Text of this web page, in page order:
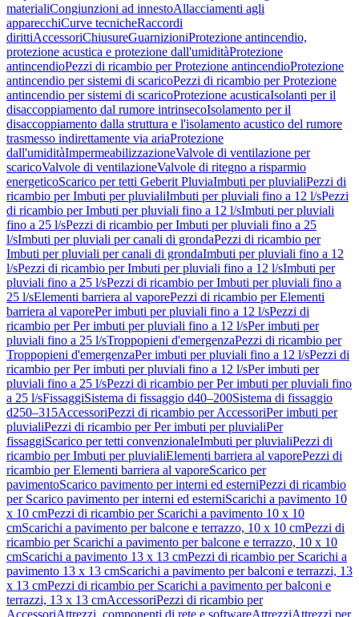
materialiCongiunzioni ad innestoAllacciamenti agli
apparecchiCurve tecnicheRaccordi
dirittiAccessoriChiusureGuarnizioniProtezione antincendio,
protezione acustica e protezione dall'umiditàProtezione
antincendioPezzi di ricambio per Protezione antincendioProtezione
antincendio per sistemi di scaricoPezzi di ricambio per Protezione
antincendio per sistemi di scaricoProtezione acusticaIsolanti per il
disaccoppiamento dal rumore intrinsecoIsolamento per il
disaccoppiamento dalla struttura e l'isolamento acustico del rumore
trasmesso indirettamente via ariaProtezione
dall'umiditàImpermeabilizzazioneValvole di ventilazione per
scaricoValvole di ventilazioneValvole di ritegno a risparmio
energeticoScarico per tetti Geberit PluviaImbuti per pluvialiPezzi di
ricambio per Imbuti per pluvialiImbuti per pluviali fino a 12 l/sPezzi
di ricambio per Imbuti per pluviali fino a 12 l/sImbuti per pluviali
fino a 25 l/sPezzi di ricambio per Imbuti per pluviali fino a 25
l/sImbuti per pluviali per canali di grondaPezzi di ricambio per
Imbuti per pluviali per canali di grondaImbuti per pluviali fino a 12
l/sPezzi di ricambio per Imbuti per pluviali fino a 12 l/sImbuti per
pluviali fino a 25 l/sPezzi di ricambio per Imbuti per pluviali fino a
25 l/sElementi barriera al vaporePezzi di ricambio per Elementi
barriera al vaporePer imbuti per pluviali fino a 12 l/sPezzi di
ricambio per Per imbuti per pluviali fino a 12 l/sPer imbuti per
pluviali fino a 25 l/sTroppopieni d'emergenzaPezzi di ricambio per
Troppopieni d'emergenzaPer imbuti per pluviali fino a 12 l/sPezzi di
ricambio per Per imbuti per pluviali fino a 12 l/sPer imbuti per
pluviali fino a 25 l/sPezzi di ricambio per Per imbuti per pluviali fino
a 25 l/sFissaggiSistema di fissaggio d40–200Sistema di fissaggio
d250–315AccessoriPezzi di ricambio per AccessoriPer imbuti per
pluvialiPezzi di ricambio per Per imbuti per pluvialiPer
fissaggiScarico per tetti convenzionaleImbuti per pluvialiPezzi di
ricambio per Imbuti per pluvialiElementi barriera al vaporePezzi di
ricambio per Elementi barriera al vaporeScarico per
pavimentoScarico pavimento per interni ed esterniPezzi di ricambio
per Scarico pavimento per interni ed esterniScarichi a pavimento 10
x 10 cmPezzi di ricambio per Scarichi a pavimento 10 x 10
cmScarichi a pavimento per balcone e terrazzo, 10 x 10 cmPezzi di
ricambio per Scarichi a pavimento per balcone e terrazzo, 10 x 10
cmScarichi a pavimento 13 x 13 cmPezzi di ricambio per Scarichi a
pavimento 13 x 13 cmScarichi a pavimento per balconi e terrazzi, 13
x 13 cmPezzi di ricambio per Scarichi a pavimento per balconi e
terrazzi, 13 x 13 cmAccessoriPezzi di ricambio per
AccessoriAttrezzi, componenti di rete e softwareAttrezziAttrezzi per